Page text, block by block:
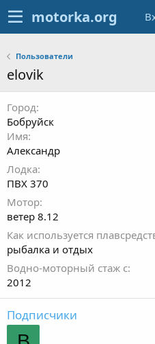
Пользователи
elovik
Город
Бобруйск
Имя
Александр
Лодка
ПВХ 370
Мотор
ветер 8.12
Как используется
рыбалка и отдых
Водно-моторный стаж с
2012
Подписчики